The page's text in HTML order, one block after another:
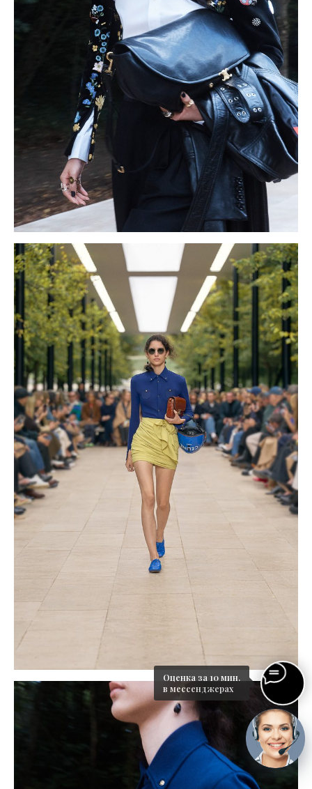
Оценка за 10 мин.
в мессенджерах